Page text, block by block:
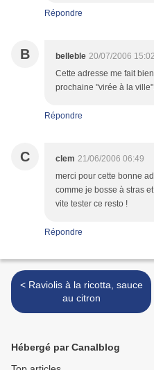
Répondre
B belleble 20/07/2006 15:02
Cette adresse me fait
prochaine "virée à la
Répondre
C clem 21/06/2006 06:49
merci pour cette bonne
comme je bosse à stras
vite tester ce resto !
Répondre
< Raviolis à la ricotta, sauce
au citron
Hébergé par Canalblog